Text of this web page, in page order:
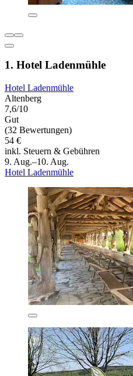
1. Hotel Ladenmühle
Hotel Ladenmühle
Altenberg
7,6/10
Gut
(32 Bewertungen)
54 €
inkl. Steuern & Gebühren
9. Aug.–10. Aug.
Hotel Ladenmühle